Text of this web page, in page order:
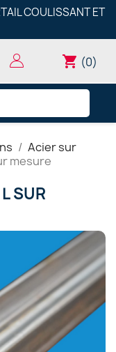
COULISSANT ET
shopping_cart (0)
Acier sur
mesure
SUR